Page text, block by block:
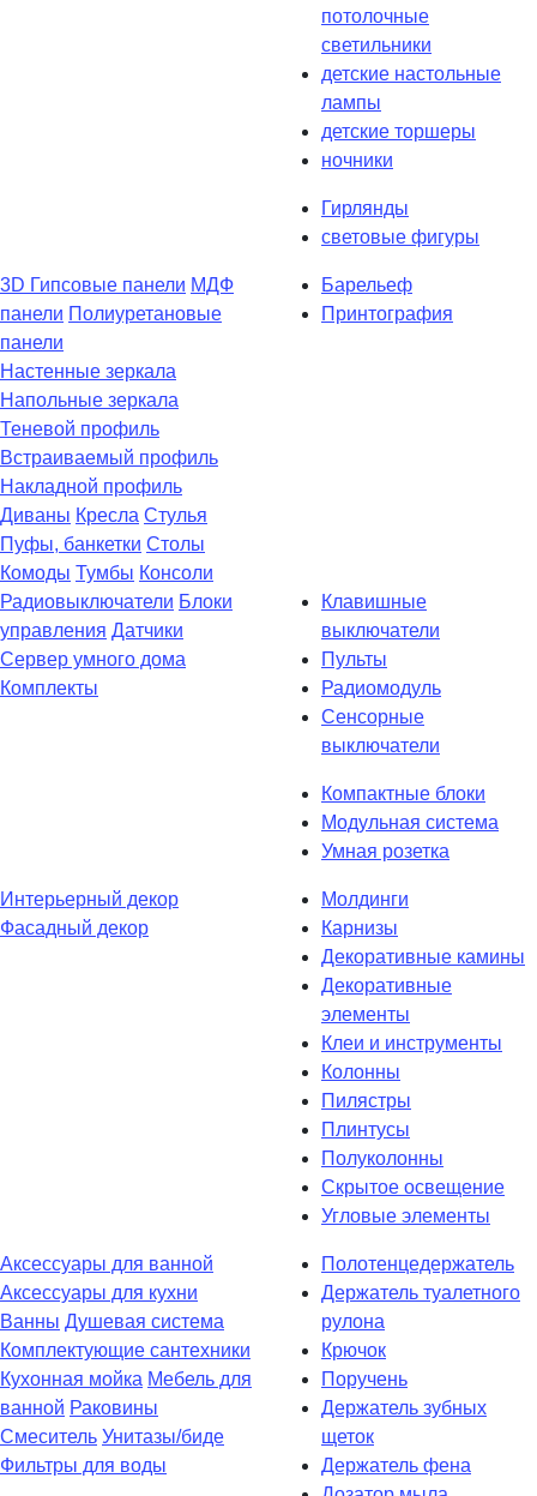
потолочные
светильники
детские настольные
лампы
детские торшеры
ночники
Гирлянды
световые фигуры
3D Гипсовые панели МДФ
панели Полиуретановые
панели
Барельеф
Принтография
Настенные зеркала
Напольные зеркала
Теневой профиль
Встраиваемый профиль
Накладной профиль
Диваны Кресла Стулья
Пуфы, банкетки Столы
Комоды Тумбы Консоли
Радиовыключатели Блоки
управления Датчики
Сервер умного дома
Комплекты
Клавишные
выключатели
Пульты
Радиомодуль
Сенсорные
выключатели
Компактные блоки
Модульная система
Умная розетка
Интерьерный декор
Фасадный декор
Молдинги
Карнизы
Декоративные камины
Декоративные
элементы
Клеи и инструменты
Колонны
Пилястры
Плинтусы
Полуколонны
Скрытое освещение
Угловые элементы
Аксессуары для ванной
Аксессуары для кухни
Ванны Душевая система
Комплектующие сантехники
Кухонная мойка Мебель для
ванной Раковины
Смеситель Унитазы/биде
Фильтры для воды
Полотенцедержатель
Держатель туалетного
рулона
Крючок
Поручень
Держатель зубных
щеток
Держатель фена